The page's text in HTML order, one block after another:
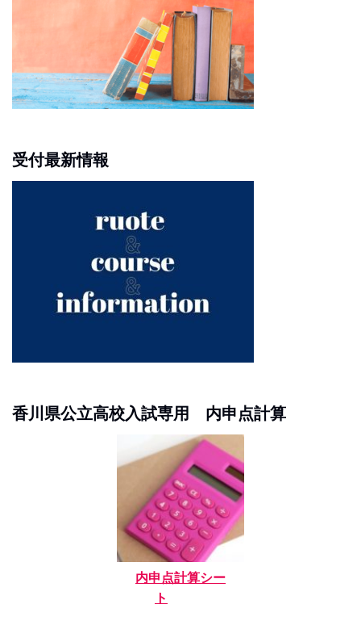
受付最新情報
香川県公立高校入試専用 内申点計算
内申点計算シー
ト